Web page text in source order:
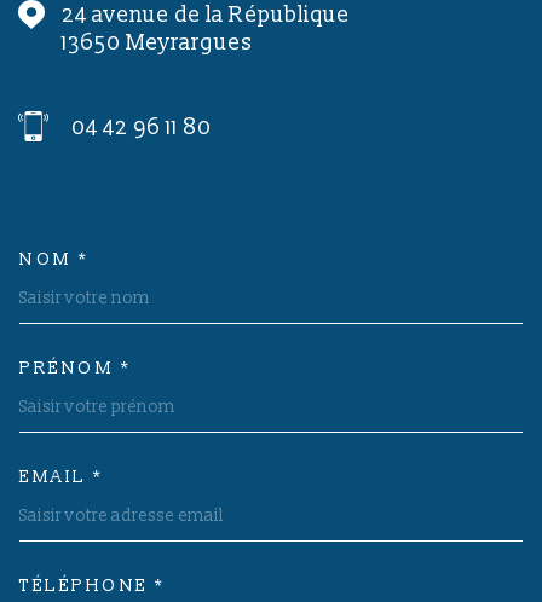
24 avenue de la République
13650
Meyrargues
04 42 96 11 80
NOM *
PRÉNOM *
EMAIL *
TÉLÉPHONE *